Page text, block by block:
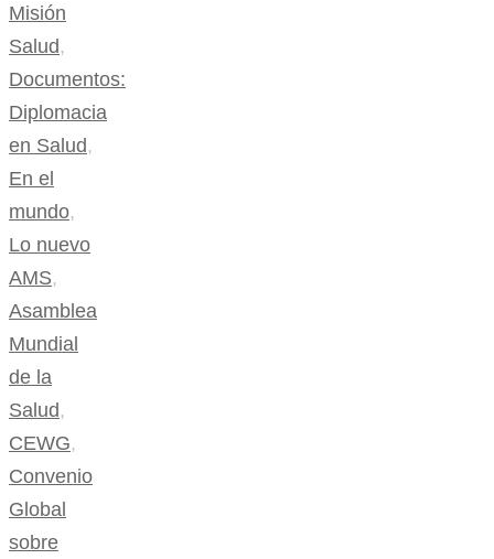
Misión
Salud,
Documentos:
Diplomacia
en Salud,
En el
mundo,
Lo nuevo
AMS,
Asamblea
Mundial
de la
Salud,
CEWG,
Convenio
Global
sobre